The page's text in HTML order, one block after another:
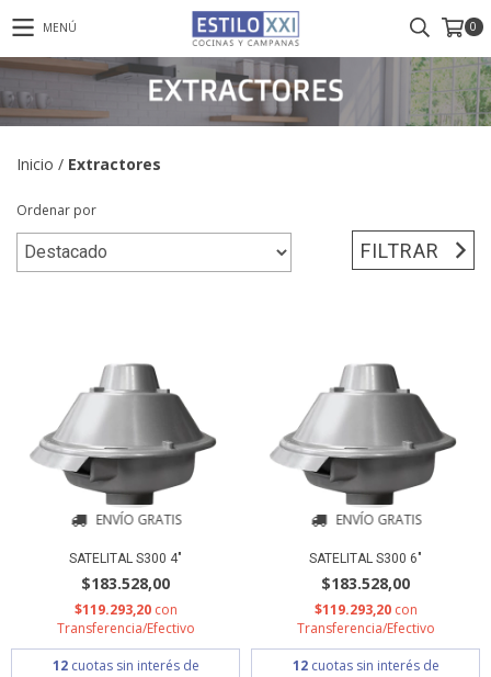
MENÚ 0
Inicio / Extractores
Ordenar por
FILTRAR
ENVÍO GRATIS
SATELITAL S300 4"
$183.528,00
$119.293,20 con
Transferencia/Efectivo
12 cuotas sin interés de
ENVÍO GRATIS
SATELITAL S300 6"
$183.528,00
$119.293,20 con
Transferencia/Efectivo
12 cuotas sin interés de